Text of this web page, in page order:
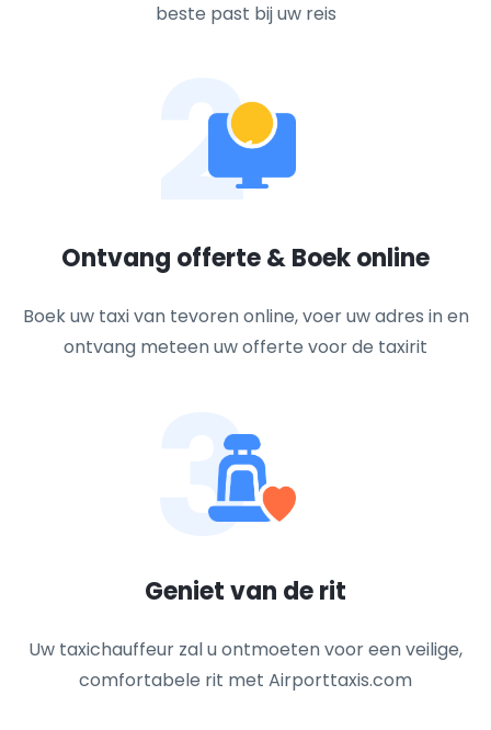
beste past bij uw reis
2
Ontvang offerte & Boek online
Boek uw taxi van tevoren online, voer uw adres in en
ontvang meteen uw offerte voor de taxirit
3
Geniet van de rit
Uw taxichauffeur zal u ontmoeten voor een veilige,
comfortabele rit met Airporttaxis.com